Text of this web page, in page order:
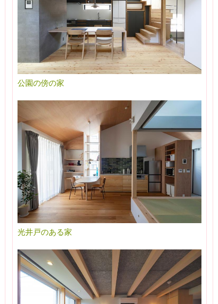
公園の傍の家
光井戸のある家